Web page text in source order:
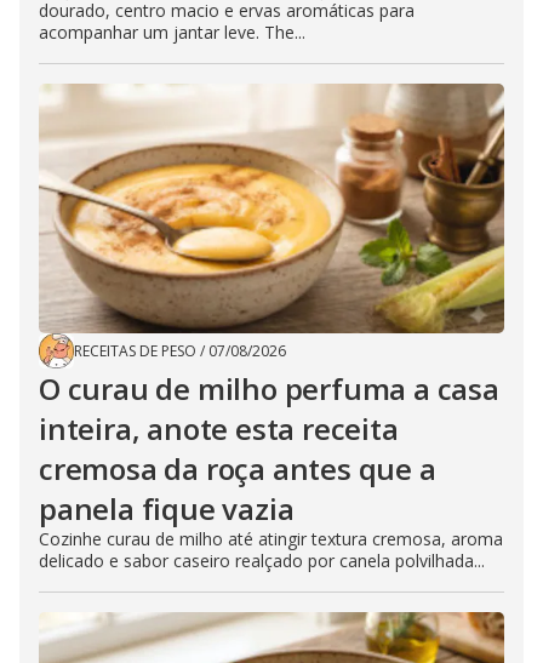
dourado, centro macio e ervas aromáticas para
acompanhar um jantar leve. The...
RECEITAS DE PESO / 07/08/2026
O curau de milho perfuma a casa
inteira, anote esta receita
cremosa da roça antes que a
panela fique vazia
Cozinhe curau de milho até atingir textura cremosa, aroma
delicado e sabor caseiro realçado por canela polvilhada...